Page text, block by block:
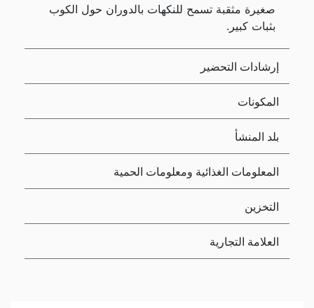
صغيرة مثقبة تسمح للنكهات بالدوران حول الكوب
بثبات كبير.
إرشادات التحضير
المكونات
بلد المنشأ
المعلومات الغذائية ومعلومات الحمية
التخزين
العلامة التجارية